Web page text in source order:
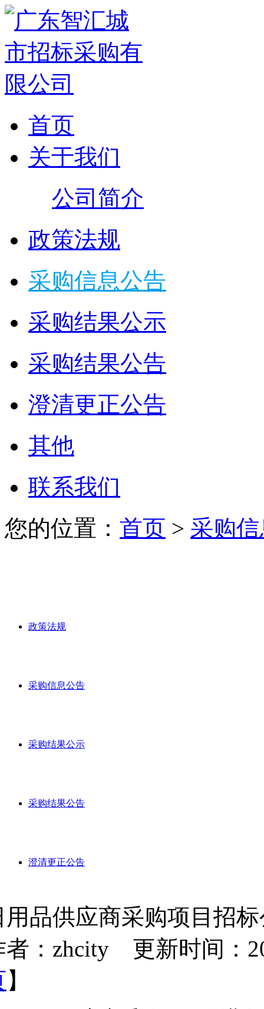
首页
关于我们
公司简介
政策法规
采购信息公告
采购结果公示
采购结果公告
澄清更正公告
其他
联系我们
您的位置： 首页 > 采购
政策法规
采购信息公告
采购结果公示
采购结果公告
澄清更正公告
用品供应商采购项目招
者：zhcity 更新时间：
】